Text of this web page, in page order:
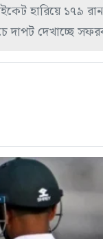
হারিয়ে ১৭৯
দাপট দেখাচ্ছে